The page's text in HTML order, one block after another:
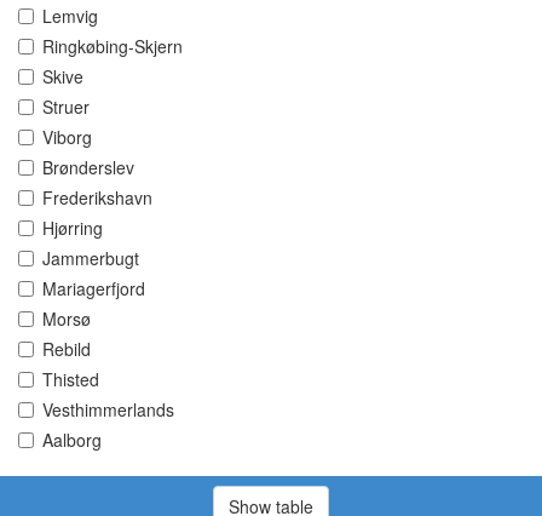
Lemvig
Ringkøbing-Skjern
Skive
Struer
Viborg
Brønderslev
Frederikshavn
Hjørring
Jammerbugt
Mariagerfjord
Morsø
Rebild
Thisted
Vesthimmerlands
Aalborg
Show table